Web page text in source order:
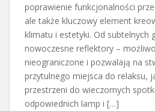
poprawienie funkcjonalności
ale także kluczowy element
klimatu i estetyki. Od subtelnych
nowoczesne reflektory –
nieograniczone i pozwalają na
przytulnego miejsca do relaksu,
przestrzeni do wieczornych
odpowiednich lamp i […]